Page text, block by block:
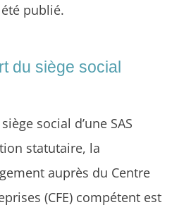
été publié.
du siège social
social d’une SAS
statutaire, la
auprès du Centre
(CFE) compétent est